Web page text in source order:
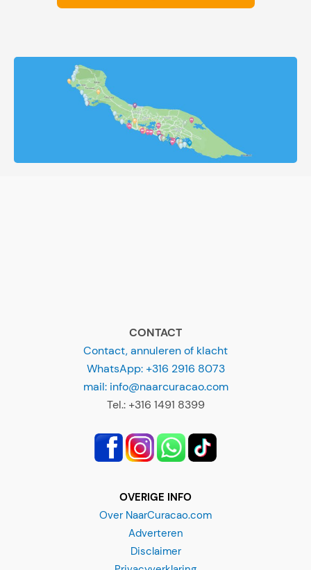
mail: info@naarcuracao.com
Tel.: +316 1491 8399
OVERIGE INFO
Over NaarCuracao.com
Adverteren
Disclaimer
Privacyverklaring